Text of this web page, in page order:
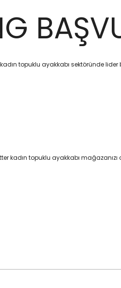
topuklu ayakkabı sektöründe
kadın topuklu ayakkabı